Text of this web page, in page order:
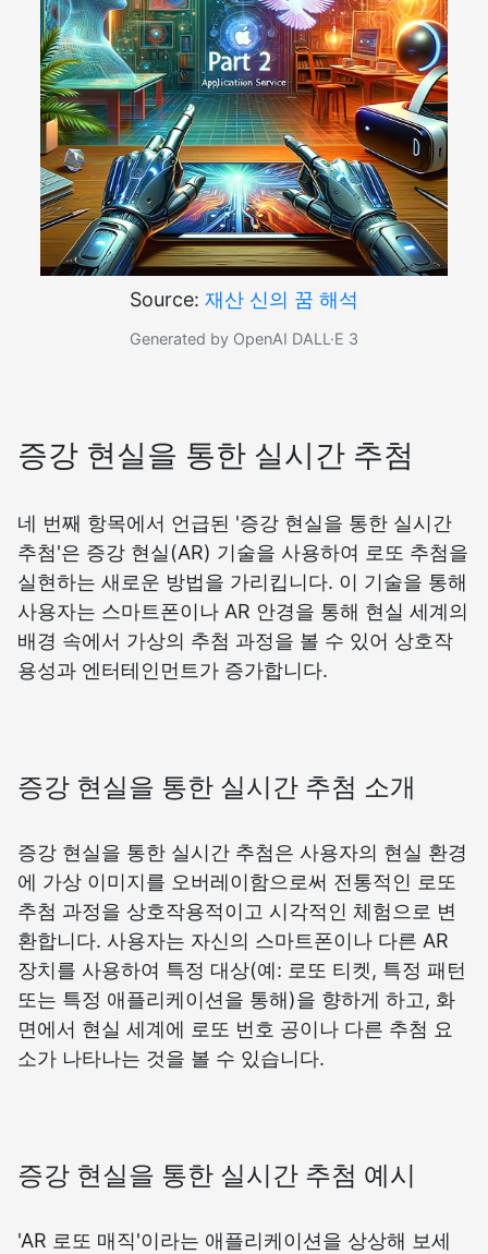
Source: 재산 신의 꿈 해석
Generated by OpenAI DALL·E 3
증강 현실을 통한 실시간 추첨
네 번째 항목에서 언급된 '증강 현실을 통한 실시간
추첨'은 증강 현실(AR) 기술을 사용하여 로또 추첨을
실현하는 새로운 방법을 가리킵니다. 이 기술을 통해
사용자는 스마트폰이나 AR 안경을 통해 현실 세계의
배경 속에서 가상의 추첨 과정을 볼 수 있어 상호작
용성과 엔터테인먼트가 증가합니다.
증강 현실을 통한 실시간 추첨 소개
증강 현실을 통한 실시간 추첨은 사용자의 현실 환경
에 가상 이미지를 오버레이함으로써 전통적인 로또
추첨 과정을 상호작용적이고 시각적인 체험으로 변
환합니다. 사용자는 자신의 스마트폰이나 다른 AR
장치를 사용하여 특정 대상(예: 로또 티켓, 특정 패턴
또는 특정 애플리케이션을 통해)을 향하게 하고, 화
면에서 현실 세계에 로또 번호 공이나 다른 추첨 요
소가 나타나는 것을 볼 수 있습니다.
증강 현실을 통한 실시간 추첨 예시
'AR 로또 매직'이라는 애플리케이션을 상상해 보세